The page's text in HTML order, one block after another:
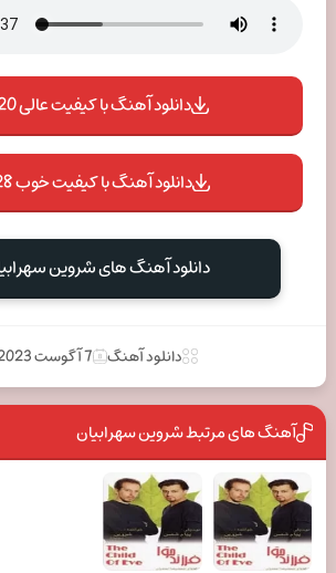
دانلود آهنگ با کیفیت عالی 320
دانلود آهنگ با کیفیت خوب 128
دانلود آهنگ های شروین
دانلود آهنگ 7 آگوست 2023
آهنگ های مرتبط شروین سهرابیان